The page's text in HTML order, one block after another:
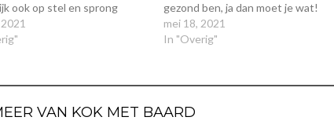
ook op stel en sprong
whoop! Dit kun je
heerlijk serveren met
gezond ben, ja dan moet je wat!
Hopla, hier hebbie em; Gestoomde
Kabeljauw Vis, niet echt mijn ding,
mei 18, 2021
In "Overig"
VAN KOK MET BAARD